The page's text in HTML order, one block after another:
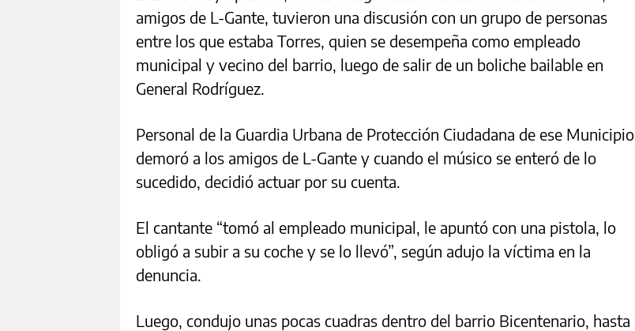
amigos de L-Gante, tuvieron una discusión con un grupo de personas
entre los que estaba Torres, quien se desempeña como empleado
municipal y vecino del barrio, luego de salir de un boliche bailable en
General Rodríguez.
Personal de la Guardia Urbana de Protección Ciudadana de ese Municipio
demoró a los amigos de L-Gante y cuando el músico se enteró de lo
sucedido, decidió actuar por su cuenta.
El cantante “tomó al empleado municipal, le apuntó con una pistola, lo
obligó a subir a su coche y se lo llevó”, según adujo la víctima en la
denuncia.
Luego, condujo unas pocas cuadras dentro del barrio Bicentenario, hasta